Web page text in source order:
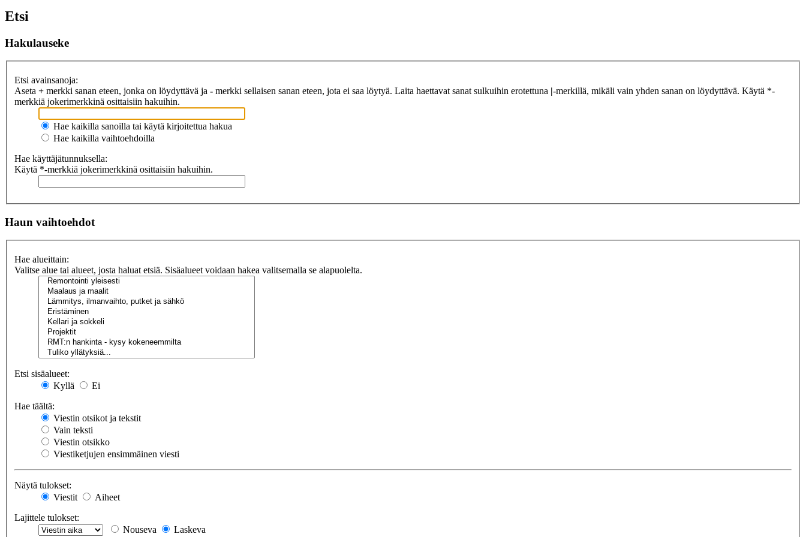
Etsi
Hakulauseke
Etsi avainsanoja:
Aseta + merkki sanan eteen, jonka on löydyttävä ja - merkki sellaisen sanan eteen, jota ei saa löytyä. Laita haettavat sanat sulkuihin erotettuna |-merkillä, mikäli vain yhden sanan on löydyttävä. Käytä *-
merkkiä jokerimerkkinä osittaisiin hakuihin.
Hae kaikilla sanoilla tai käytä kirjoitettua hakua
Hae kaikilla vaihtoehdoilla
Hae käyttäjätunnuksella:
Käytä *-merkkiä jokerimerkkinä osittaisiin hakuihin.
Haun vaihtoehdot
Hae alueittain:
Valitse alue tai alueet, josta haluat etsiä. Sisäalueet voidaan hakea valitsemalla se alapuolelta.
Etsi sisäalueet:
Kyllä
Ei
Hae täältä:
Viestin otsikot ja tekstit
Vain teksti
Viestin otsikko
Viestiketjujen ensimmäinen viesti
Näytä tulokset:
Viestit
Aiheet
Lajittele tulokset:
Nouseva
Laskeva